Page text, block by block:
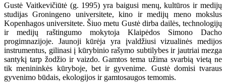
Gustė Vaitkevičiūtė (g. 1995) yra baigusi menų, kultūros ir medijų
studijas Groningeno universitete, kino ir medijų meno mokslus
Kopenhagos universitete. Šiuo metu Gustė dirba dailės, technologijų
ir medijų raštingumo mokytoja Klaipėdos Simono Dacho
progimnazijoje. Jaunoji kūrėja yra įvaldžiusi vizualinės medijos
instrumentus, gilinasi į kūrybinio rašymo subtilybes ir jautriai mezga
santykį tarp žodžio ir vaizdo. Gamtos tema užima svarbią vietą ne
tik menininkės kūryboje, bet ir gyvenime. Gustė domisi tvaraus
gyvenimo būdais, ekologijos ir gamtosaugos temomis.